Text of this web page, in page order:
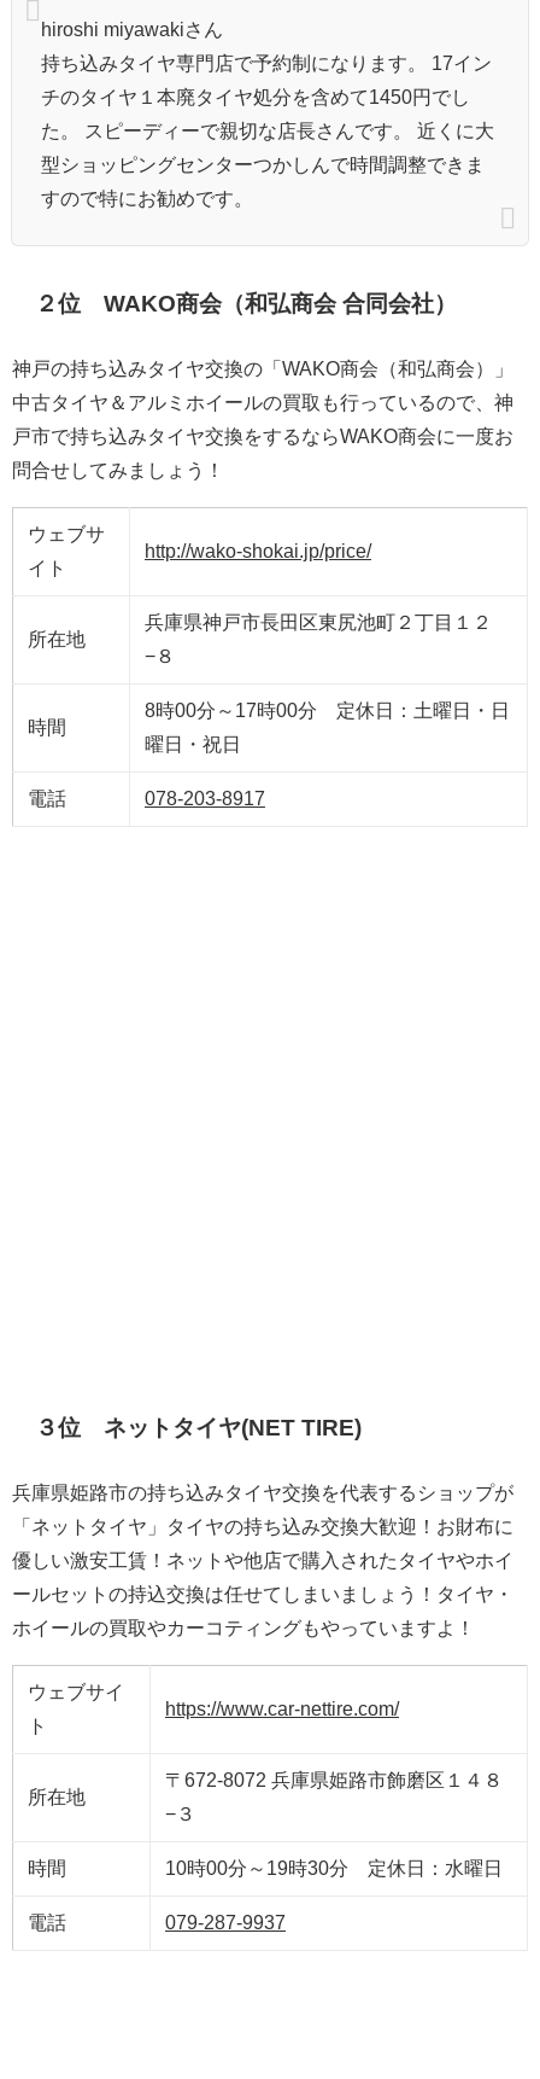
hiroshi miyawakiさん
持ち込みタイヤ専門店で予約制になります。 17イン
チのタイヤ１本廃タイヤ処分を含めて1450円でし
た。 スピーディーで親切な店長さんです。 近くに大
型ショッピングセンターつかしんで時間調整できま
すので特にお勧めです。
２位 WAKO商会（和弘商会 合同会社）
神戸の持ち込みタイヤ交換の「WAKO商会（和弘商会）」
中古タイヤ＆アルミホイールの買取も行っているので、神
戸市で持ち込みタイヤ交換をするならWAKO商会に一度お
問合せしてみましょう！
ウェブサ
イト
http://wako-shokai.jp/price/
所在地
兵庫県神戸市長田区東尻池町２丁目１２
−８
時間
8時00分～17時00分 定休日：土曜日・日
曜日・祝日
電話 078-203-8917
３位 ネットタイヤ(NET TIRE)
兵庫県姫路市の持ち込みタイヤ交換を代表するショップが
「ネットタイヤ」タイヤの持ち込み交換大歓迎！お財布に
優しい激安工賃！ネットや他店で購入されたタイヤやホイ
ールセットの持込交換は任せてしまいましょう！タイヤ・
ホイールの買取やカーコティングもやっていますよ！
ウェブサイ
ト
https://www.car-nettire.com/
所在地
〒672-8072 兵庫県姫路市飾磨区１４８
−３
時間 10時00分～19時30分 定休日：水曜日
電話 079-287-9937